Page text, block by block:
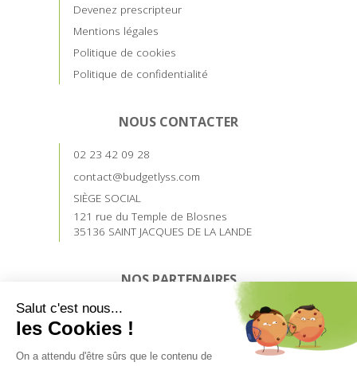
Devenez prescripteur
Mentions légales
Politique de cookies
Politique de confidentialité
NOUS CONTACTER
02 23 42 09 28
contact@budgetlyss.com
SIÈGE SOCIAL
121 rue du Temple de Blosnes
35136 SAINT JACQUES DE LA LANDE
NOS PARTENAIRES
Devenez prescripteur
Accès prescripteurs